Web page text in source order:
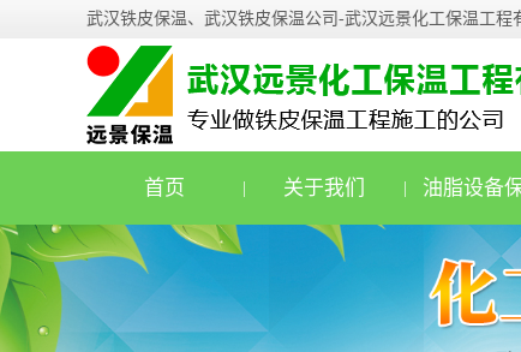
武汉铁皮保温、武汉铁皮保温公司-武汉远景化工保温工
首页 关于我们 油脂设备